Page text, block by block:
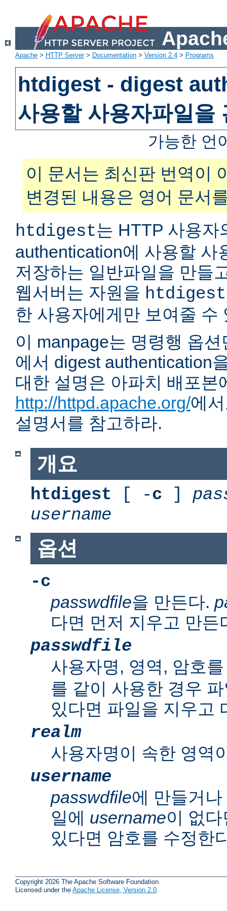
Apache > HTTP Server> Documentation > Version 2.4 > Programs
htdigest - digest
사용할 사용자파일을
가능한 언
이 문서는 최신판 번역이
변경된 내용은 영어 문서
htdigest는 HTTP 사용자
authentication에 사용할 사
저장하는 일반파일을 만들
웹서버는 자원을 htdigest
한 사용자에게만 보여줄 수
이 manpage는 명령행 옵
에서 digest authentication
대한 설명은 아파치 배포본
http://httpd.apache.org/에
설명서를 참고하라.
개요
htdigest [ -c ]
username
옵션
-c
passwdfile을 만든다.
다면 먼저 지우고 만든
passwdfile
사용자명, 영역, 암호
를 같이 사용한 경우
있다면 파일을 지우고
realm
사용자명이 속한 영역
username
passwdfile에 만들거
일에 username이 없
있다면 암호를 수정한
Copyright 2026 The Apache Software Foundation.
Licensed under the Apache License, Version 2.0.